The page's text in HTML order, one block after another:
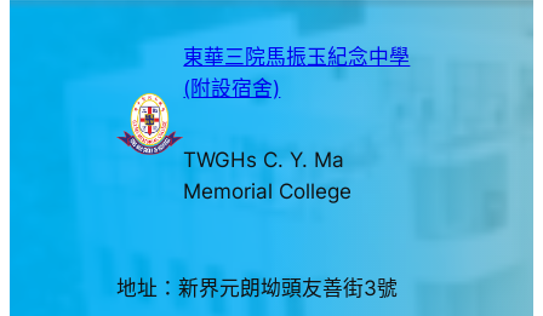
東華三院馬振玉紀念中學
(附設宿舍)
TWGHs C. Y. Ma
Memorial College
地址：新界元朗坳頭友善街3號